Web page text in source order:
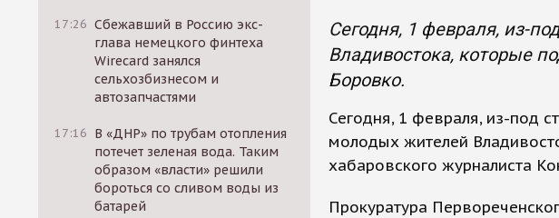
17:26 Сбежавший в Россию экс-
глава немецкого финтеха
Wirecard занялся
сельхозбизнесом и
автозапчастями
17:16 В «ДНР» по трубам отопления
потечет зеленая вода. Таким
образом «власти» решили
бороться со сливом воды из
батарей
Сегодня, 1 февраля, из-
Владивостока, которые
Боровко.
Сегодня, 1 февраля, из-под
молодых жителей
хабаровского журналиста
Прокуратура